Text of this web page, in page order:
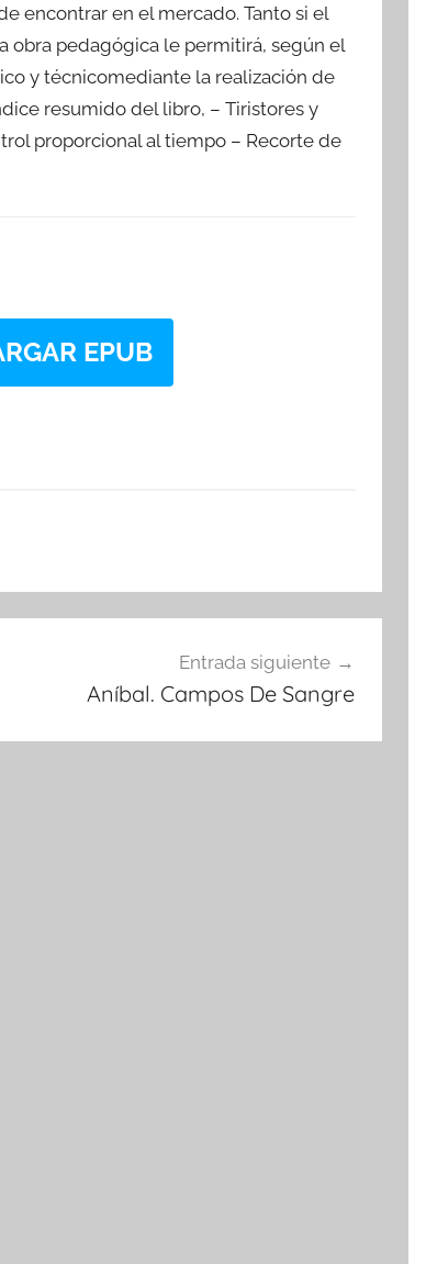
encontrar en el mercado. Tanto si el
obra pedagógica le permitirá, según el
y técnicomediante la realización de
resumido del libro, – Tiristores y
proporcional al tiempo – Recorte de
EPUB
Entrada siguiente
Aníbal. Campos De Sangre